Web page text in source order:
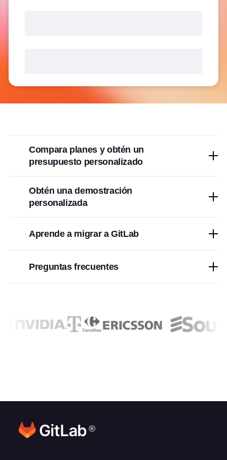
Compara planes y obtén un
presupuesto personalizado
Obtén una demostración
personalizada
Aprende a migrar a GitLab
Preguntas frecuentes
®